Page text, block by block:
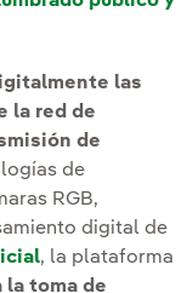
las
la red de
de
de
RGB,
digital de
, la plataforma
la toma de